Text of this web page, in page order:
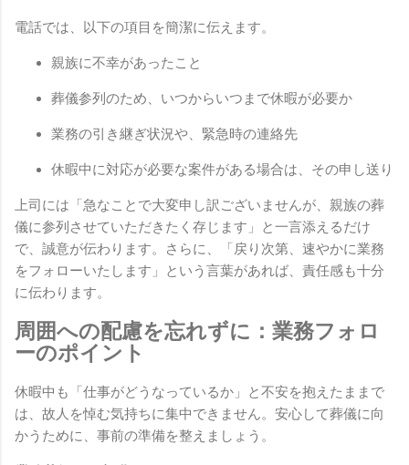
電話では、以下の項目を簡潔に伝えます。
親族に不幸があったこと
葬儀参列のため、いつからいつまで休暇が必要か
業務の引き継ぎ状況や、緊急時の連絡先
休暇中に対応が必要な案件がある場合は、その申し送り
上司には「急なことで大変申し訳ございませんが、親族の葬
儀に参列させていただきたく存じます」と一言添えるだけ
で、誠意が伝わります。さらに、「戻り次第、速やかに業務
をフォローいたします」という言葉があれば、責任感も十分
に伝わります。
周囲への配慮を忘れずに：業務フォロ
ーのポイント
休暇中も「仕事がどうなっているか」と不安を抱えたままで
は、故人を悼む気持ちに集中できません。安心して葬儀に向
かうために、事前の準備を整えましょう。